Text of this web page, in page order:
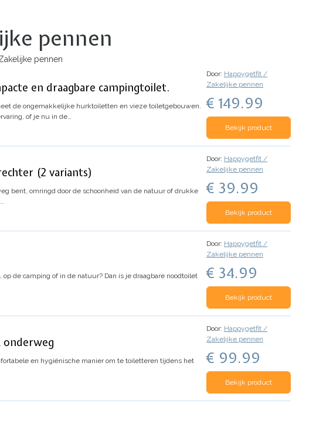
pennen
pennen
en draagbare campingtoilet.
de ongemakkelijke hurktoiletten en vieze toiletgebouwen.
of je nu in de…
Door: Happygetfit /
Zakelijke pennen
€ 149.99
Bekijk product
(2 variants)
bent, omringd door de schoonheid van de natuur of drukke
Door: Happygetfit /
Zakelijke pennen
€ 39.99
Bekijk product
de camping of in de natuur? Dan is je draagbare noodtoilet
Door: Happygetfit /
Zakelijke pennen
€ 34.99
Bekijk product
en hygiënische manier om te toiletteren tijdens het
Door: Happygetfit /
Zakelijke pennen
€ 99.99
Bekijk product